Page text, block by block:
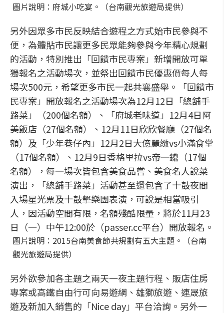
圖片說明：府城小吃宴。（台南觀光旅遊局提供）
另外因眾多市民反映結合遊程之方式始市民參與不
便，為體貼市民讓更多民眾能夠參與今年精心規劃
的活動，特別推出「回饋市民專案」新增開放可單
獨報名之活動場次，並祭出回饋市民優惠價每人每
場次500元，希望更多市民一起共襄盛舉。「回饋市
民專案」開放報名之活動場次為12月12日「總舖手
路菜」（200個名額）、「府城老味道」12月4日阿
美飯店（27個名額）、12月11日欣欣餐廳（27個名
額）及「少年巷仔內」12月2日大億麗緻vs小滿食堂
（17個名額）、12月9日香格里拉vs帝一鐤（17個
名額），每一場次皆包含美食品嘗、美食名人說菜
演出，「總舖手路菜」活動甚至還包含了十鼓夜間
入場星光票及十鼓擊樂團表演，可說是相當吸引
人，因活動空間有限，名額殘酷限量，將於11月23
日（一）中午12:00於（passer.cc平台）開放報名。
圖片說明：2015台南美食節共規劃有五大主題。（台南
觀光旅遊局提供）
另外欲參加各主題之兩天一夜主題行程、販店住房
專案或高鐵自由行可向易遊網、雄獅旅遊、連晟旅
遊及新加入銷售的「Nice day」平台洽詢。另外一